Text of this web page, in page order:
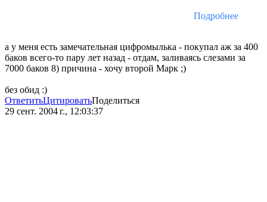
Подробнее
а у меня есть замечательная цифромылька - покупал аж за 400
баков всего-то пару лет назад - отдам, заливаясь слезами за
7000 баков 8) причина - хочу второй Марк ;)
без обид :)
ОтветитьЦитироватьПоделиться
29 сент. 2004 г., 12:03:37